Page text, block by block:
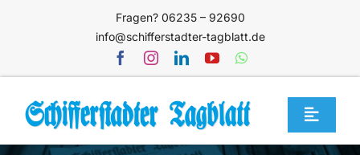
Fragen? 06235 – 92690
info@schifferstadter-tagblatt.de
Toggle